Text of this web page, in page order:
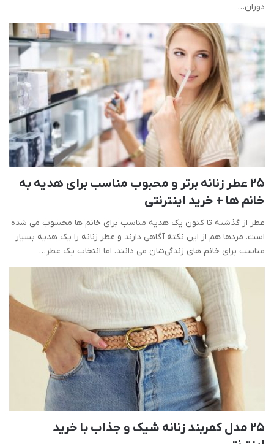
دوران…
25 عطر زنانه برتر و محبوب مناسب برای هدیه به
خانم ها + خرید اینترنتی
عطر از گذشته تا کنون یک هدیه مناسب برای خانم ها محسوب می شده
است. مردها هم از این نکته آگاهی دارند و عطر زنانه را یک هدیه بسیار
مناسب برای خانم های زندگی‌شان می دانند. اما انتخاب یک عطر…
25 مدل کمربند زنانه شیک و جذاب با خرید